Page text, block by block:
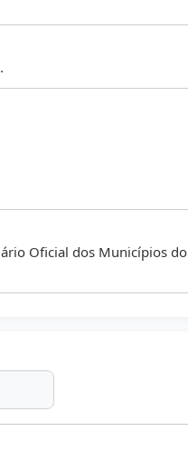
Oficial dos Municípios do